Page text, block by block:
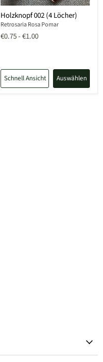
Holzknopf 002 (4 Löcher)
Retrosaria Rosa Pomar
€0.75-€1.00
Schnell Ansicht Auswählen